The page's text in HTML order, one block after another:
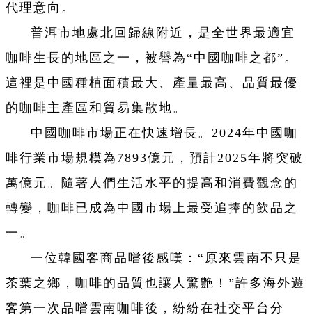
代理意向。
普洱市地處北回歸線附近，是全世界最適宜
咖啡生長的地區之一，被譽為“中國咖啡之都”。
這裡是中國種植面積最大、產量最高、品質最優
的咖啡主產區和貿易集散地。
中國咖啡市場正在快速增長。2024年中國咖
啡行業市場規模為7893億元，預計2025年將突破
萬億元。隨著人們生活水平的提高和消費觀念的
轉變，咖啡已成為中國市場上最受追捧的飲品之
一。
一位韓國客商品嚐後感嘆：“原來雲南不只是
茶葉之鄉，咖啡的品質也讓人驚艶！”許多海外遊
客第一次品嚐雲南咖啡後，紛紛在社交平台分